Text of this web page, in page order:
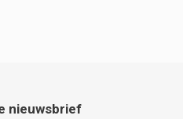
nieuwsbrief